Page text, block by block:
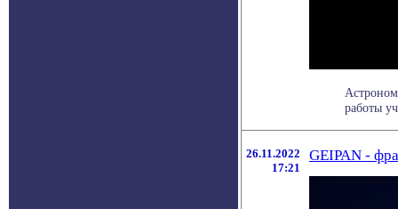
работы
26.11.2022
17:21
GEIPAN -